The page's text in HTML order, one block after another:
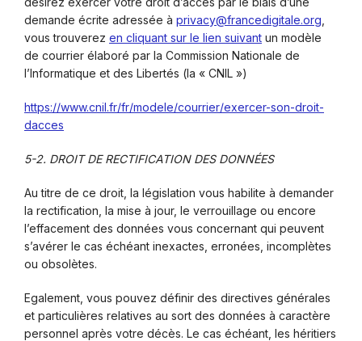
demande écrite adressée à privacy@francedigitale.org
vous trouverez en cliquant sur le lien suivant un modèle
de courrier élaboré par la Commission Nationale de
l’Informatique et des Libertés (la « CNIL »)
https://www.cnil.fr/fr/modele/courrier/exercer-son-droit-
dacces
5-2. DROIT DE RECTIFICATION DES DONNÉES
Au titre de ce droit, la législation vous habilite à demander
la rectification, la mise à jour, le verrouillage ou encore
l’effacement des données vous concernant qui peuvent
s’avérer le cas échéant inexactes, erronées, incomplètes
ou obsolètes.
Egalement, vous pouvez définir des directives générales
et particulières relatives au sort des données à caractère
personnel après votre décès. Le cas échéant, les héritiers